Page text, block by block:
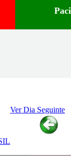
Ver Dia Seguinte